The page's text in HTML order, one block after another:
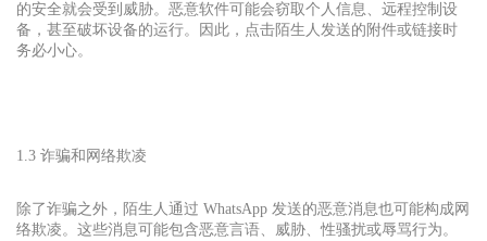
的安全就会受到威胁。恶意软件可能会窃取个人信息、远程控制设
备，甚至破坏设备的运行。因此，点击陌生人发送的附件或链接时
务必小心。
1.3 诈骗和网络欺凌
除了诈骗之外，陌生人通过 WhatsApp 发送的恶意消息也可能构成网
络欺凌。这些消息可能包含恶意言语、威胁、性骚扰或辱骂行为。